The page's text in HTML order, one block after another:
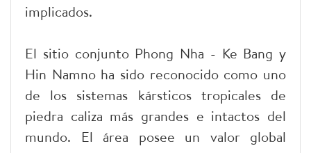
implicados.
El sitio conjunto Phong Nha - Ke Bang y
Hin Namno ha sido reconocido como uno
de los sistemas kársticos tropicales de
piedra caliza más grandes e intactos del
mundo. El área posee un valor global